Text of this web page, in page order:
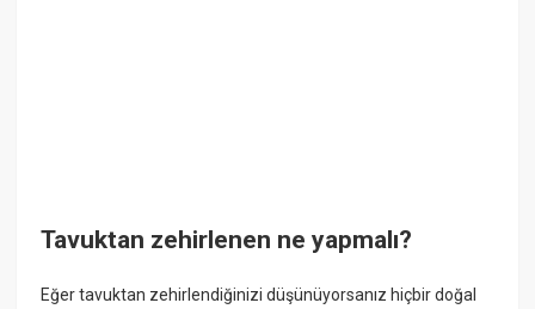
Tavuktan zehirlenen ne yapmalı?
Eğer tavuktan zehirlendiğinizi düşünüyorsanız hiçbir doğal